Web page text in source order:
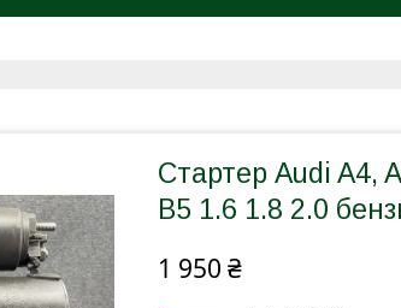
Стартер Audi A4,
B5 1.6 1.8 2.0
1 950 ₴